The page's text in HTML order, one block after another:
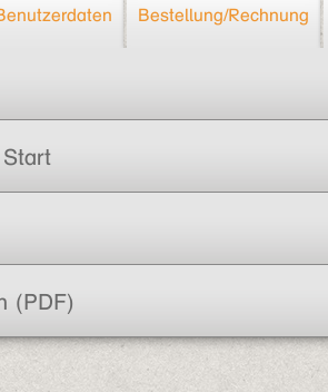
Bestellung/Rechnung
(PDF)